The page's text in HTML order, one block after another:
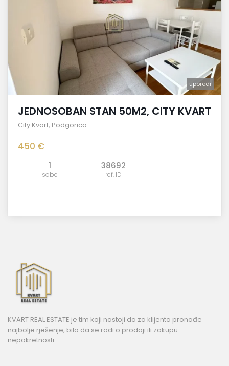
uporedi
JEDNOSOBAN STAN 50M2, CITY KVART
City Kvart, Podgorica
450 €
1
sobe
38692
ref. ID
KVART REAL ESTATE je tim koji nastoji da za klijenta pronađe
najbolje rješenje, bilo da se radi o prodaji ili zakupu
nepokretnosti.